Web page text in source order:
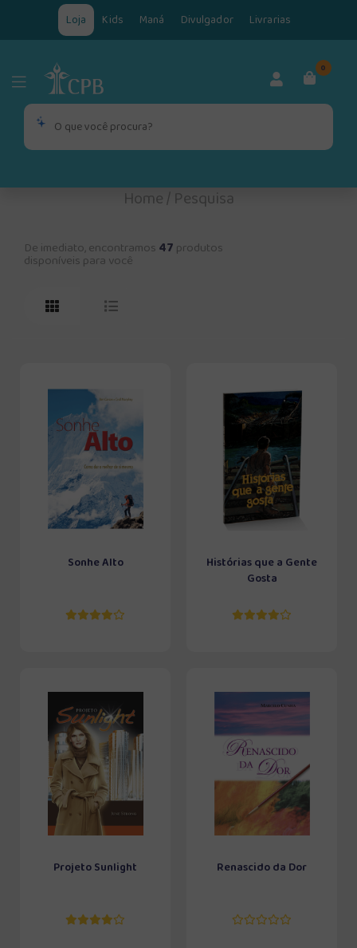
Loja Kids Maná Divulgador Livrarias
0
Home/Pesquisa
De imediato, encontramos 47 produtos
disponíveis para você
Sonhe Alto
Histórias que a Gente
Gosta
Projeto Sunlight Renascido da Dor